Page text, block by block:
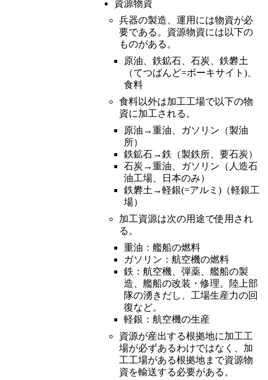
資源物資
兵器の製造、運用には物資が必
要である。資源物資には以下の
ものがある。
原油、鉄鉱石、石炭、鉄礬土
（てつばんど=ボーキサイト)、
食料
食料以外は加工工場で以下の物
資に加工される。
原油→重油、ガソリン（製油
所）
鉄鉱石→鉄（製鉄所、要石炭）
石炭→重油、ガソリン（人造石
油工場、日本のみ）
鉄礬土→軽銀(=アルミ)（軽銀工
場）
加工資源は次の用途で使用され
る。
重油：艦船の燃料
ガソリン：航空機の燃料
鉄：航空機、弾薬、艦船の製
造、艦船の改装・修理。陸上部
隊の湧きだし、工場生産力の回
復など。
軽銀：航空機の生産
資源が産出する根拠地に加工工
場が必ずあるわけではなく、加
工工場がある根拠地まで資源物
資を輸送する必要がある。